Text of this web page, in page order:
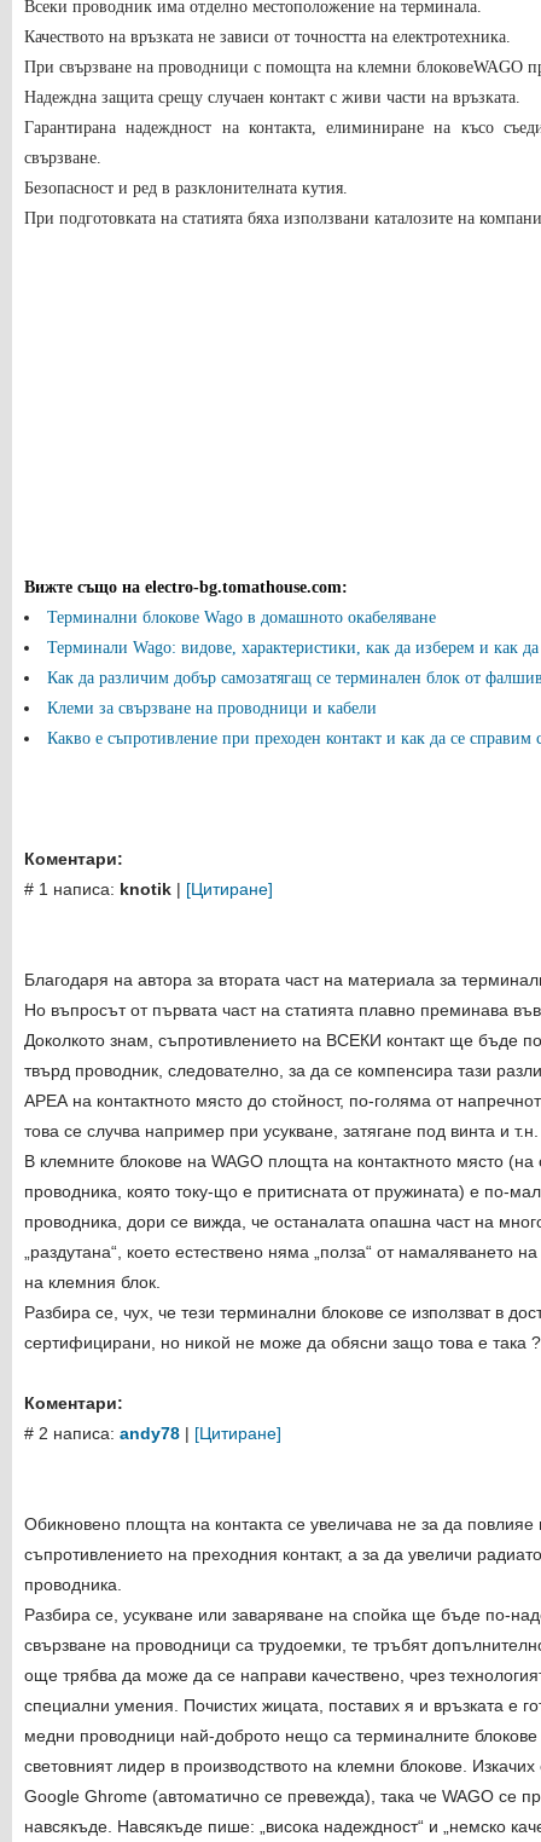
Всеки проводник има отделно местоположение на терминала.
Качеството на връзката не зависи от точността на електротехника.
При свързване на проводници с помощта на клемни блоковеWAGO
Надеждна защита срещу случаен контакт с живи части на връзката.
Гарантирана надеждност на контакта, елиминиране на късо
свързване.
Безопасност и ред в разклонителната кутия.
При подготовката на статията бяха използвани каталозите на
Вижте също на electro-bg.tomathouse.com:
Терминални блокове Wago в домашното окабеляване
Терминали Wago: видове, характеристики, как да изберем и как
Как да различим добър самозатягащ се терминален блок от
Клеми за свързване на проводници и кабели
Какво е съпротивление при преходен контакт и как да се справим
Коментари:
# 1 написа: knotik | [Цитиране]
Благодаря на автора за втората част на материала за
Но въпросът от първата част на статията плавно преминава
Доколкото знам, съпротивлението на ВСЕКИ контакт ще бъде
твърд проводник, следователно, за да се компенсира тази
АРЕА на контактното място до стойност, по-голяма от
това се случва например при усукване, затягане под винта и
В клемните блокове на WAGO площта на контактното място (на
проводника, която току-що е притисната от пружината) е по-
проводника, дори се вижда, че останалата опашна част на
„раздутана“, което естествено няма „полза“ от намаляването
на клемния блок.
Разбира се, чух, че тези терминални блокове се използват в
сертифицирани, но никой не може да обясни защо това е така
Коментари:
# 2 написа: andy78 | [Цитиране]
Обикновено площта на контакта се увеличава не за да повлияе
съпротивлението на преходния контакт, а за да увеличи
проводника.
Разбира се, усукване или заваряване на спойка ще бъде по-
свързване на проводници са трудоемки, те тръбят
още трябва да може да се направи качествено, чрез
специални умения. Почистих жицата, поставих я и връзката е
медни проводници най-доброто нещо са терминалните
световният лидер в производството на клемни блокове.
Google Ghrome (автоматично се превежда), така че WAGO се
навсякъде. Навсякъде пише: „висока надеждност“ и „немско